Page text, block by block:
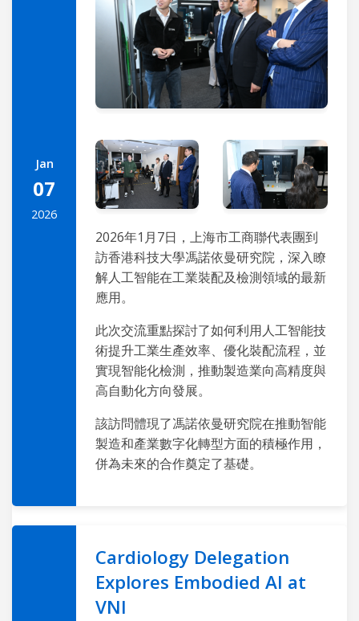
Jan
07
2026
2026年1月7日，上海市工商聯代表團到
訪香港科技大學馮諾依曼研究院，深入瞭
解人工智能在工業裝配及檢測領域的最新
應用。
此次交流重點探討了如何利用人工智能技
術提升工業生產效率、優化裝配流程，並
實現智能化檢測，推動製造業向高精度與
高自動化方向發展。
該訪問體現了馮諾依曼研究院在推動智能
製造和產業數字化轉型方面的積極作用，
併為未來的合作奠定了基礎。
Cardiology Delegation
Explores Embodied AI at
VNI